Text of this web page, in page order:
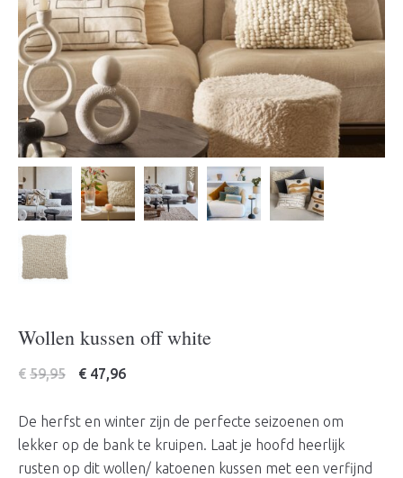
Wollen kussen off white
€ 59,95 € 47,96
De herfst en winter zijn de perfecte seizoenen om
lekker op de bank te kruipen. Laat je hoofd heerlijk
rusten op dit wollen/ katoenen kussen met een verfijnd